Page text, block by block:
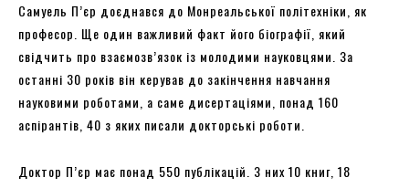
Самуель П’єр доєднався до Монреальської політехніки, як
професор. Ще один важливий факт його біографії, який
свідчить про взаємозв’язок із молодими науковцями. За
останні 30 років він керував до закінчення навчання
науковими роботами, а саме дисертаціями, понад 160
аспірантів, 40 з яких писали докторські роботи.
Доктор П’єр має понад 550 публікацій. З них 10 книг, 18